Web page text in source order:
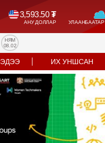
3,593.50₮
АНУ ДОЛЛАР
НЯМ
08.02
ИХ УНШСАН